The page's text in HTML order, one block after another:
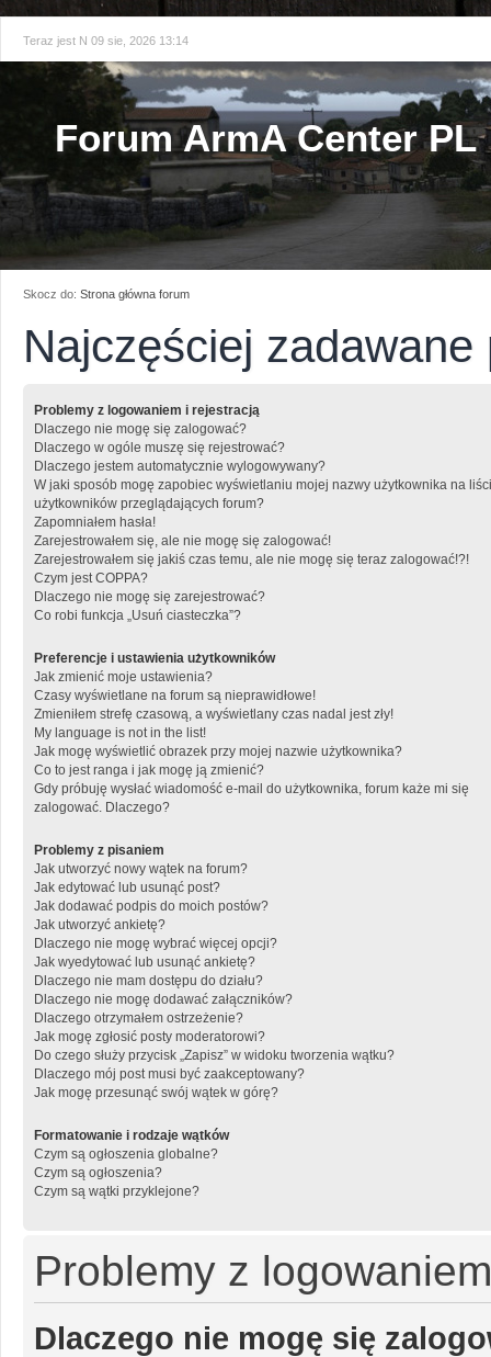
Teraz jest N 09 sie, 2026 13:14
Forum ArmA Center PL
Skocz do: Strona główna forum
Najczęściej zadawane
Problemy z logowaniem i rejestracją
Dlaczego nie mogę się zalogować?
Dlaczego w ogóle muszę się rejestrować?
Dlaczego jestem automatycznie wylogowywany?
W jaki sposób mogę zapobiec wyświetlaniu mojej nazwy użytkownika na
użytkowników przeglądających forum?
Zapomniałem hasła!
Zarejestrowałem się, ale nie mogę się zalogować!
Zarejestrowałem się jakiś czas temu, ale nie mogę się teraz zalogować!?!
Czym jest COPPA?
Dlaczego nie mogę się zarejestrować?
Co robi funkcja „Usuń ciasteczka”?
Preferencje i ustawienia użytkowników
Jak zmienić moje ustawienia?
Czasy wyświetlane na forum są nieprawidłowe!
Zmieniłem strefę czasową, a wyświetlany czas nadal jest zły!
My language is not in the list!
Jak mogę wyświetlić obrazek przy mojej nazwie użytkownika?
Co to jest ranga i jak mogę ją zmienić?
Gdy próbuję wysłać wiadomość e-mail do użytkownika, forum każe mi się
zalogować. Dlaczego?
Problemy z pisaniem
Jak utworzyć nowy wątek na forum?
Jak edytować lub usunąć post?
Jak dodawać podpis do moich postów?
Jak utworzyć ankietę?
Dlaczego nie mogę wybrać więcej opcji?
Jak wyedytować lub usunąć ankietę?
Dlaczego nie mam dostępu do działu?
Dlaczego nie mogę dodawać załączników?
Dlaczego otrzymałem ostrzeżenie?
Jak mogę zgłosić posty moderatorowi?
Do czego służy przycisk „Zapisz” w widoku tworzenia wątku?
Dlaczego mój post musi być zaakceptowany?
Jak mogę przesunąć swój wątek w górę?
Formatowanie i rodzaje wątków
Czym są ogłoszenia globalne?
Czym są ogłoszenia?
Czym są wątki przyklejone?
Problemy z
Dlaczego nie mogę się